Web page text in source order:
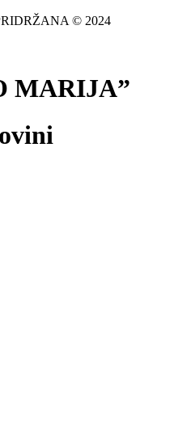
© 2024
MARIJA”